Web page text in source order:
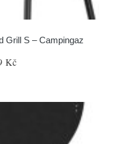
Grill S – Campingaz
Kč